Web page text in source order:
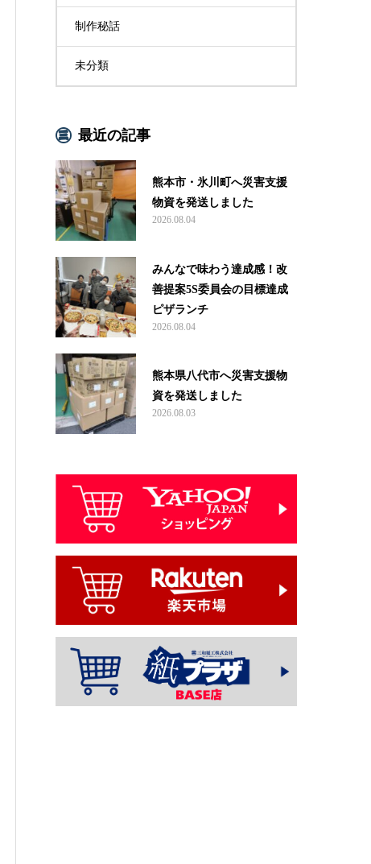
制作秘話
未分類
最近の記事
熊本市・氷川町へ災害支援
物資を発送しました
2026.08.04
みんなで味わう達成感！改
善提案5S委員会の目標達成
ピザランチ
2026.08.04
熊本県八代市へ災害支援物
資を発送しました
2026.08.03